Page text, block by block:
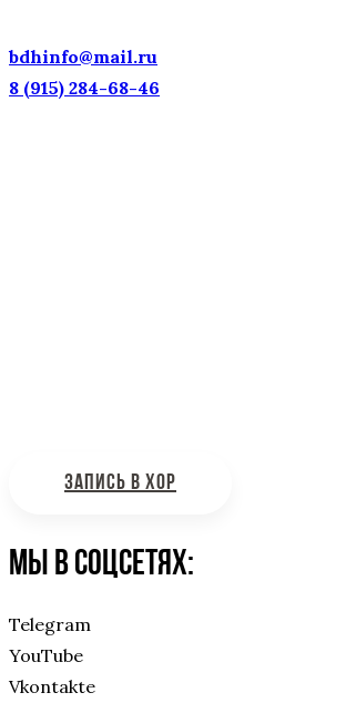
bdhinfo@mail.ru
8 (915) 284-68-46
ЗАПИСЬ В ХОР
Мы в соцсетях:
Telegram
YouTube
Vkontakte